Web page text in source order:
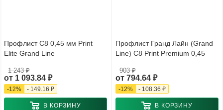
Профлист С8 0,45 мм Print
Elite Grand Line
от 1 093.84 ₽
1 243 ₽
-12% - 149.16 ₽
В КОРЗИНУ
Профлист Гранд Лайн (Grand
Line) С8 Print Premium 0,45
от 794.64 ₽
903 ₽
-12% - 108.36 ₽
В КОРЗИНУ